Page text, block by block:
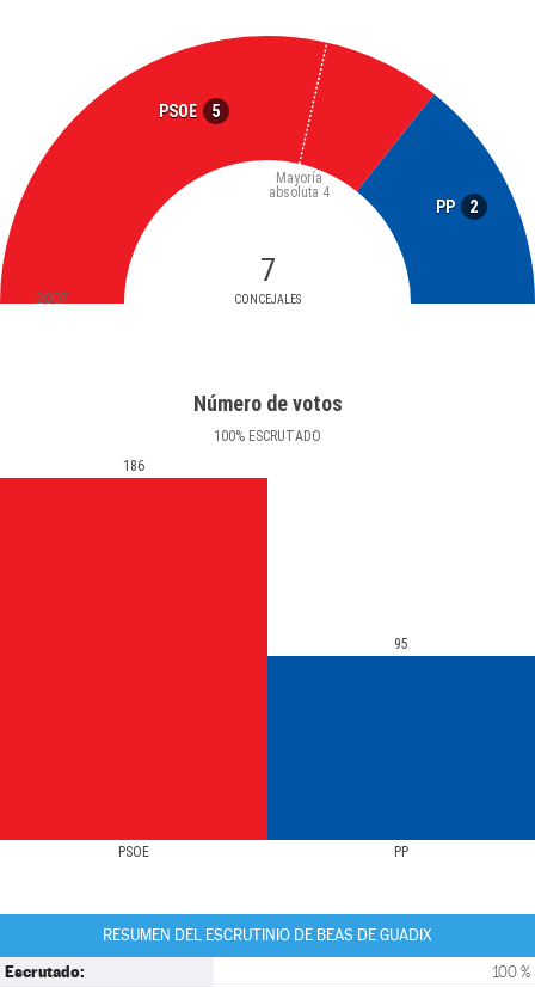
PSOE 5
PP 2
7
CONCEJALES
Mayoría
absoluta 4
2007
Número de votos
100% ESCRUTADO
PSOE PP
186
95
RESUMEN DEL ESCRUTINIO DE BEAS DE GUADIX
Escrutado: 100 %